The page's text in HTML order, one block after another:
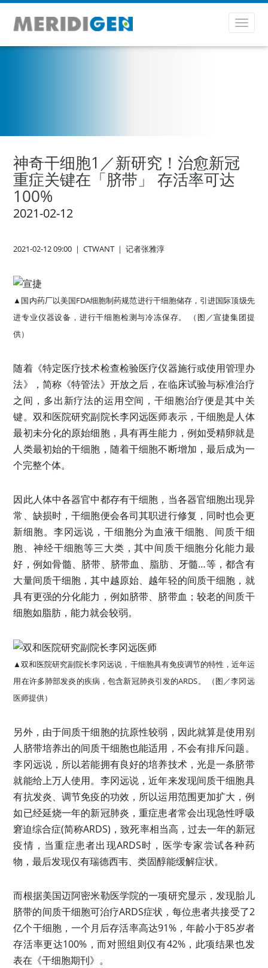
神奇干细胞1／新研究！治愈新冠
重症关键在「脐带」 存活率可达
100%
2021-02-12
2021-02-12 09:00 ｜ CTWANT ｜ 记者张雅淳
▲国内药厂以美国FDA细胞制药规范进行干细胞储存，引进国际顶级先
进专业仪器设备，进行干细胞检测与冷冻保存。 （图／宣捷集团提
供）
随着《特定医疗技术检查检验医疗仪器施行或使用管理办
法》，简称《特管法》开放之后，在临床试验与标准治疗
之间，多出新疗法的运用空间，干细胞治疗便是其中关
键。双和医院研究副院长李冈远医师表示，干细胞是人体
最初未分化的原始细胞，具有再生能力，例如受精卵就是
人类最初始的干细胞，随着干细胞不断增加，最后成为一
个完整个体。
因此人体中各器官中都存有干细胞，当各器官细胞出现异
常、缺损时，干细胞便会各司其职进行修复，同时也会更
新细胞。李冈远说，干细胞分为血液干细胞、间质干细
胞、神经干细胞等三大类，其中间质干细胞分化能力最
好，例如骨髓、脐带、脐带血、脂肪、牙髓…等，都含有
大量间质干细胞，其中越原始、越年轻的间质干细胞，就
具有更强的分化能力，例如脐带、脐带血；较老的间质干
细胞如脂肪，能力就会较弱。
▲双和医院研究副院长李冈远说，干细胞具有免疫调节的特性，近年运
用在许多肺部发炎的疾病，包含新冠肺炎引发的ARDS。 （图／李冈远
医师提供）
另外，由于间质干细胞的抗原性较弱，因此就算是使用别
人脐带培养出的间质干细胞也能适用，不会有排斥问题。
李冈远说，所以若能拥有良好的培养技术，光是一条脐带
就能给上万人使用。李冈远说，近年来发现间质干细胞具
有抗发炎、调节免疫的功效，所以运用范围更加扩大，例
如已经延烧一年的新冠肺炎，重症患者常会出现急性呼吸
窘迫综合症(简称ARDS)，致死率相当高，过去一年的新冠
疫情，当重症患者出现ARDS时，医学专家尝试各种药
物，最后发现仅有瑞德西韦、类固醇能缓解症状。
而根据美国迈阿密米勒医学院的一项研究显示，发现胎儿
脐带的间质干细胞可治疗ARDS症状，每位患者共接受了2
亿个干细胞，一个月后存活率高达91%，年龄小于85岁者
存活率更达100%，而对照组则仅有42%，此项结果也发
表在《干细胞期刊》。